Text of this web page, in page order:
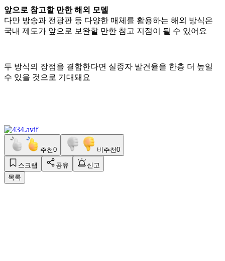
앞으로 참고할 만한 해외 모델
다만 방송과 전광판 등 다양한 매체를 활용하는 해외 방식은
국내 제도가 앞으로 보완할 만한 참고 지점이 될 수 있어요
두 방식의 장점을 결합한다면 실종자 발견율을 한층 더 높일
수 있을 것으로 기대돼요
추천0 비추천0
스크랩 공유
신고
목록